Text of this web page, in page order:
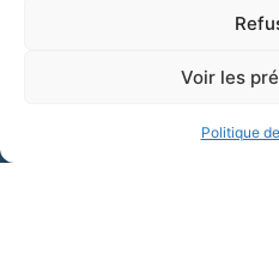
Voir les
Politique